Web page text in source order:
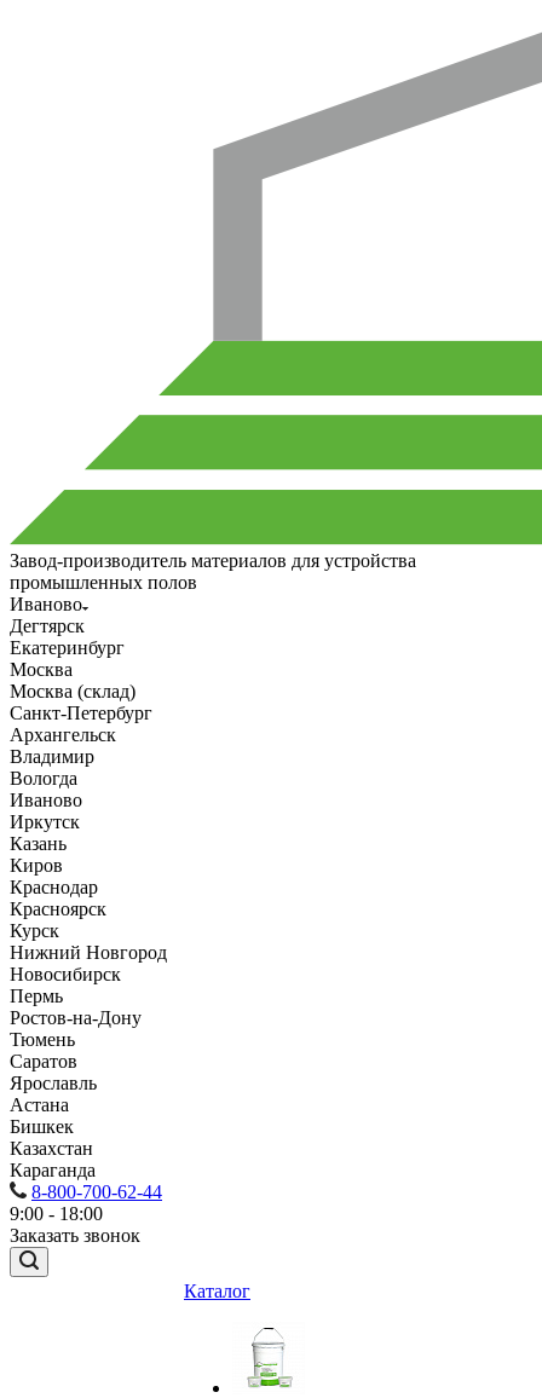
Завод-производитель материалов для устройства
промышленных полов
Иваново
Дегтярск
Екатеринбург
Москва
Москва (склад)
Санкт-Петербург
Архангельск
Владимир
Вологда
Иваново
Иркутск
Казань
Киров
Краснодар
Красноярск
Курск
Нижний Новгород
Новосибирск
Пермь
Ростов-на-Дону
Тюмень
Саратов
Ярославль
Астана
Бишкек
Казахстан
Караганда
8-800-700-62-44
9:00 - 18:00
Заказать звонок
Каталог